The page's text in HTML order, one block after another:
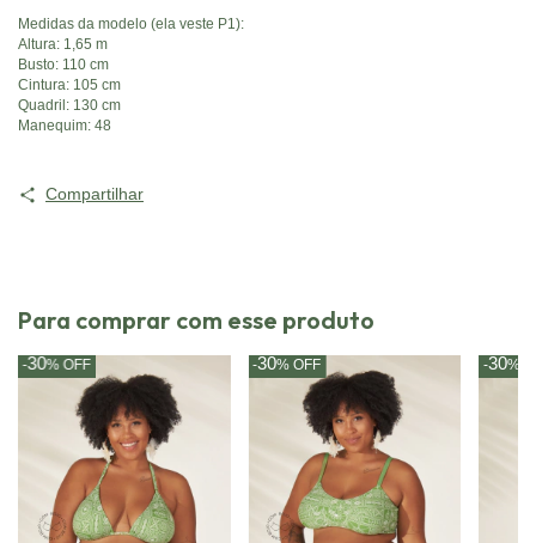
Medidas da modelo (ela veste P1):
Altura: 1,65 m
Busto: 110 cm
Cintura: 105 cm
Quadril: 130 cm
Manequim: 48
Compartilhar
Para comprar com esse produto
-30% OFF -30%OFF -30%